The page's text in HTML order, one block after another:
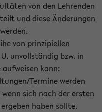
von den Lehrenden
und diese Änderungen
von prinzipiellen
unvollständig bzw. in
aufweisen kann:
Termine werden
sich nach der ersten
haben sollte.